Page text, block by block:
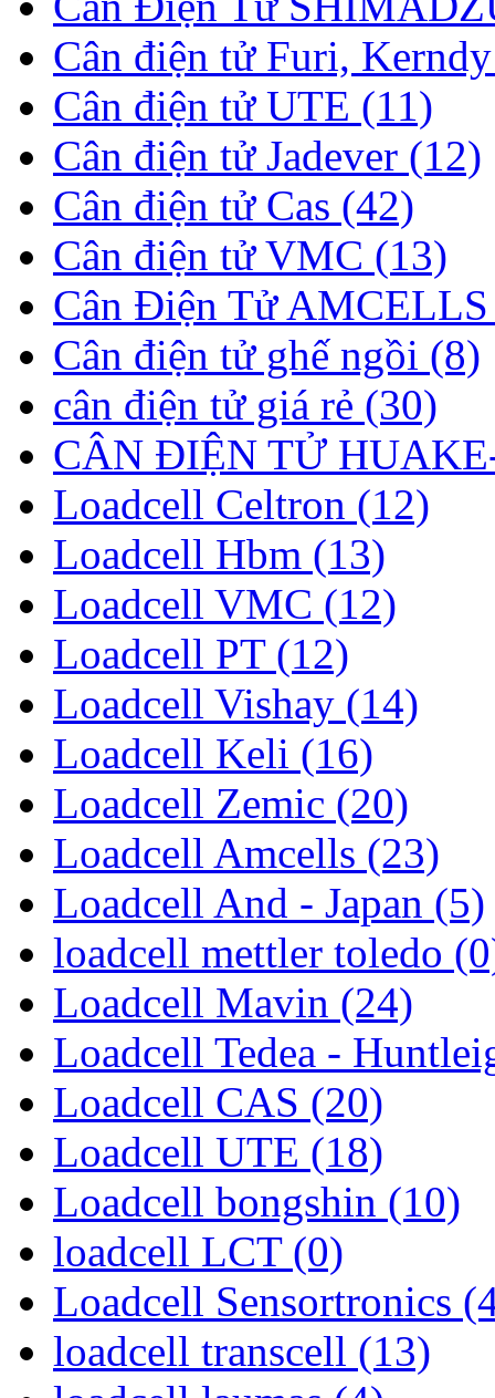
Cân điện tử Furi,
Cân điện tử UTE (11)
Cân điện tử Jadever (12)
Cân điện tử Cas (42)
Cân điện tử VMC (13)
Cân Điện Tử
Cân điện tử ghế ngồi (8)
cân điện tử giá rẻ (30)
CÂN ĐIỆN TỬ
Loadcell Celtron (12)
Loadcell Hbm (13)
Loadcell VMC (12)
Loadcell PT (12)
Loadcell Vishay (14)
Loadcell Keli (16)
Loadcell Zemic (20)
Loadcell Amcells (23)
Loadcell And - Japan (5)
loadcell mettler toledo
Loadcell Mavin (24)
Loadcell Tedea -
Loadcell CAS (20)
Loadcell UTE (18)
Loadcell bongshin (10)
loadcell LCT (0)
Loadcell Sensortronics
loadcell transcell (13)